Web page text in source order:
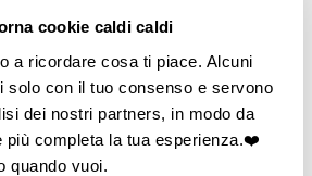
cookie caldi caldi
a ricordare cosa ti piace. Alcuni
solo con il tuo consenso e servono
dei nostri partners, in modo da
più completa la tua esperienza.❤️
quando vuoi.